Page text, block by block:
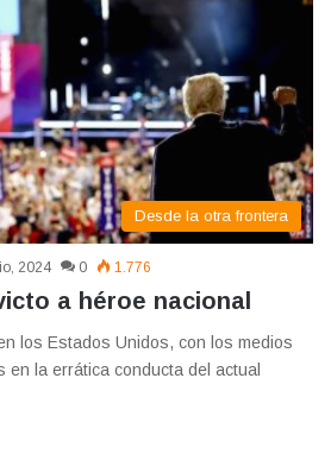
Desde la otra frontera
2024 0 1.776
a héroe nacional
los Estados Unidos, con los medios
en la errática conducta del actual